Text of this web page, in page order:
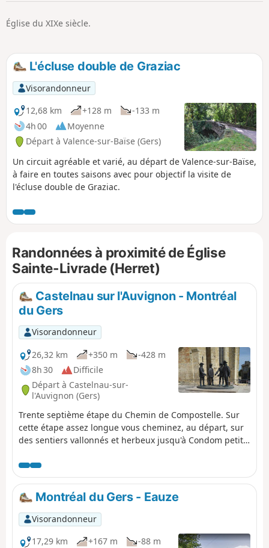
Église du XIXe siècle.
L'écluse double de Graziac
Visorandonneur
12,68 km
+128 m
-133 m
4h 00
Moyenne
Départ à Valence-sur-Baïse (Gers)
Un circuit agréable et varié, au départ de Valence-sur-Baïse,
à faire en toutes saisons avec pour objectif la visite de
l'écluse double de Graziac.
Randonnées à proximité de Église
Sainte-Livrade (Herret)
Castelnau sur l'Auvignon - Montréal
du Gers
Visorandonneur
26,32 km
+350 m
-428 m
8h 30
Difficile
Départ à Castelnau-sur-
l'Auvignon (Gers)
Trente septième étape du Chemin de Compostelle. Sur
cette étape assez longue vous cheminez, au départ, sur
des sentiers vallonnés et herbeux jusqu'à Condom petite
amène ensuite, par monts et par vaux, entourés de
champs de tournesols et de vignes au pays de
l'Armagnac, jusqu'à Montréal-du-Gers. Attention, en cas
de pluie, certains endroits peuvent être très boueux et
glissants.
Montréal du Gers - Eauze
Visorandonneur
17,29 km
+167 m
-88 m